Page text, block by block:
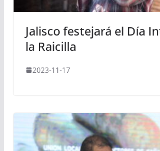
Jalisco festejará el Día
la Raicilla
2023-11-17